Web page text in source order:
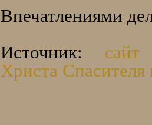
Впечатлениями
Источник:
Христа Спасителя